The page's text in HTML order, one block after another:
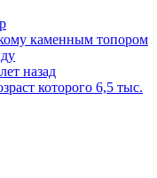
каменным топором
назад
которого 6,5 тыс.